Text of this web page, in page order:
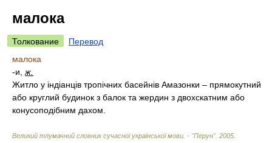
малока
Толкование
Перевод
малока
-и, ж.
Житло у індіанців тропічних басейнів Амазонки – прямокутний
або круглий будинок з балок та жердин з двохскатним або
конусоподібним дахом.
Великий тлумачний словник сучасної української мови. - "Перун". 2005